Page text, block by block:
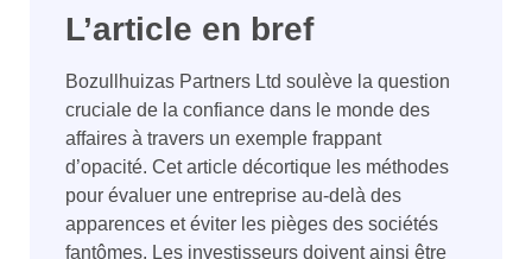
L’article en bref
Bozullhuizas Partners Ltd soulève la question
cruciale de la confiance dans le monde des
affaires à travers un exemple frappant
d’opacité. Cet article décortique les méthodes
pour évaluer une entreprise au-delà des
apparences et éviter les pièges des sociétés
fantômes. Les investisseurs doivent ainsi être